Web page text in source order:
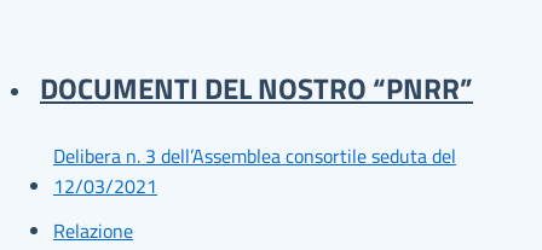
DOCUMENTI DEL NOSTRO “PNRR”
Delibera n. 3 dell’Assemblea consortile seduta del
12/03/2021
Relazione